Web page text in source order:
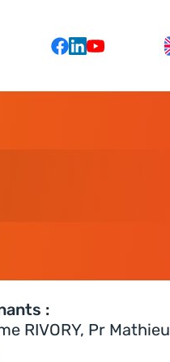
:
RIVORY, Pr Mathieu